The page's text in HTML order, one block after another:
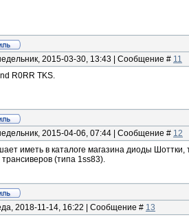
2015-03-30, 13:43 | Сообщение # 11
R0RR TKS.
2015-04-06, 07:44 | Сообщение # 12
иметь в каталоге магазина диоды
трансиверов (типа 1ss83).
2018-11-14, 16:22 | Сообщение # 13